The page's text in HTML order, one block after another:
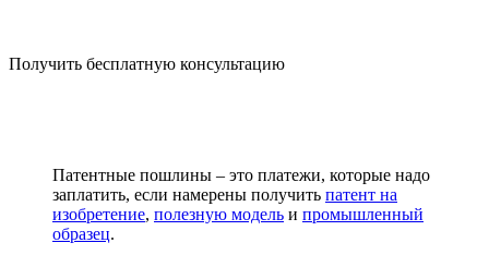
Получить бесплатную консультацию
Патентные пошлины – это платежи, которые надо
заплатить, если намерены получить патент на
изобретение, полезную модель и промышленный
образец.